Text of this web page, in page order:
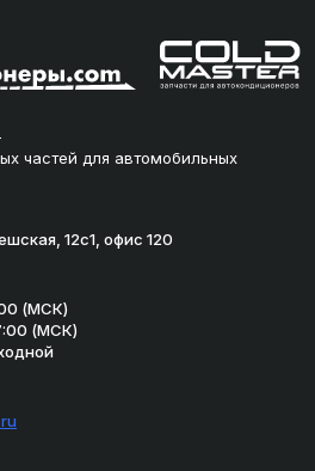
частей для автомобильных
12с1, офис 120
(МСК)
(МСК)